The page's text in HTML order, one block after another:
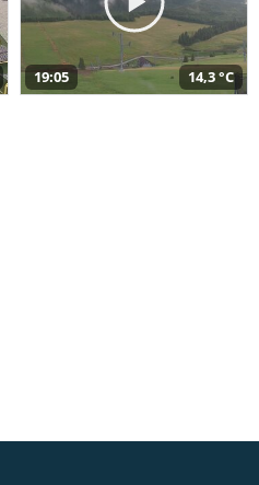
19:05 14,3 °C